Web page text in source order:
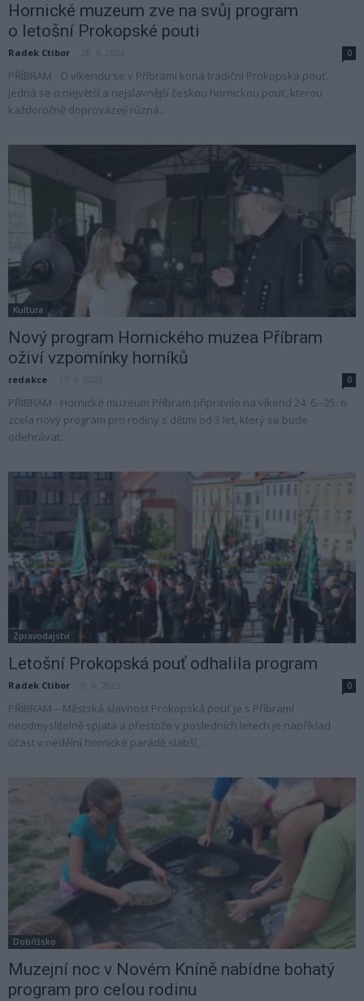
Hornické muzeum zve na svůj program
o letošní Prokopské pouti
Radek Ctibor 0
PŘÍBRAM - O víkendu se v Příbrami koná tradiční Prokopská pouť.
Jedná se o největší a nejslavnější českou hornickou pouť, kterou
každoročně doprovázejí různá...
Kultura
Nový program Hornického muzea Příbram
oživí vzpomínky horníků
redakce 0
PŘÍBRAM - Hornické muzeum Příbram připravilo na víkend 24. 6.–25. 6.
zcela nový program pro rodiny s dětmi od 3 let, který se bude
odehrávat...
Zpravodajství
Letošní Prokopská pouť odhalila program
Radek Ctibor 0
PŘÍBRAM – Městská slavnost Prokopská pouť je s Příbramí
neodmyslitelně spjata a přestože v posledních letech je například
účast v nedělní hornické parádě slabší,...
Dobříšsko
Muzejní noc v Novém Kníně nabídne bohatý
program pro celou rodinu